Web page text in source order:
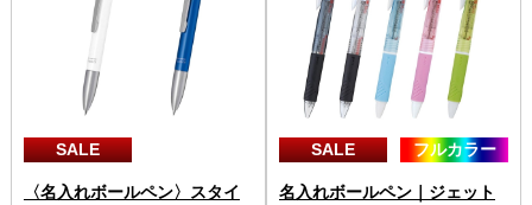
SALE
〈名入れボールペン〉スタイ
SALE フルカラー
名入れボールペン｜ジェット